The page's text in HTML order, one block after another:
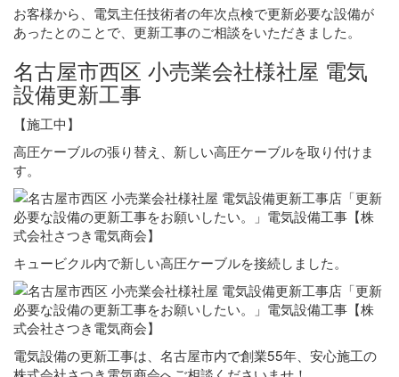
お客様から、電気主任技術者の年次点検で更新必要な設備が
あったとのことで、更新工事のご相談をいただきました。
名古屋市西区 小売業会社様社屋 電気
設備更新工事
【施工中】
高圧ケーブルの張り替え、新しい高圧ケーブルを取り付けま
す。
キュービクル内で新しい高圧ケーブルを接続しました。
電気設備の更新工事は、名古屋市内で創業55年、安心施工の